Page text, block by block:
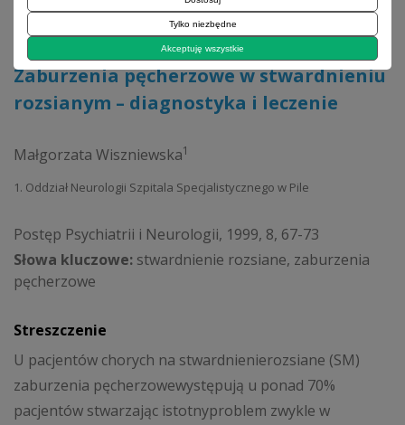
Varia
Zaburzenia pęcherzowe w stwardnieniu
rozsianym – diagnostyka i leczenie
Małgorzata Wiszniewska1
1. Oddział Neurologii Szpitala Specjalistycznego w Pile
Postęp Psychiatrii i Neurologii, 1999, 8, 67-73
Słowa kluczowe: stwardnienie rozsiane, zaburzenia
pęcherzowe
Streszczenie
U pacjentów chorych na stwardnienierozsiane (SM)
zaburzenia pęcherzowewystępują u ponad 70%
pacjentów stwarzając istotnyproblem zwykle w
Tylko niezbędne
Akceptuję wszystkie